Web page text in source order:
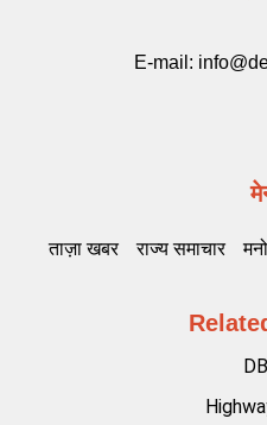
E-mail:
ताज़ा खबर राज्य समाचार